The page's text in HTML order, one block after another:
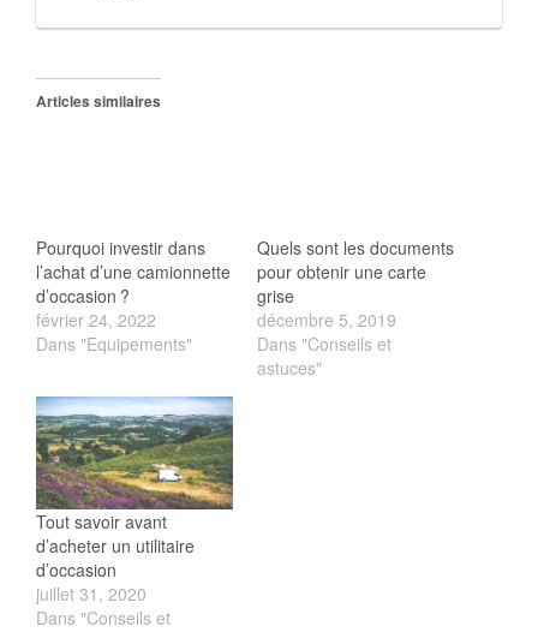
Articles similaires
Pourquoi investir dans
l’achat d’une camionnette
d’occasion ?
février 24, 2022
Dans "Equipements"
astuces"
Tout savoir avant
d’acheter un utilitaire
d’occasion
juillet 31, 2020
Dans "Conseils et
astuces"